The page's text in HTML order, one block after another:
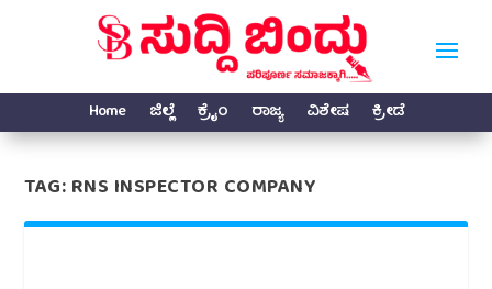
Home ಜಿಲ್ಲೆ ಕ್ರೈಂ ರಾಜ್ಯ ವಿಶೇಷ ಕ್ರೀಡೆ
TAG:RNS INSPECTOR COMPANY